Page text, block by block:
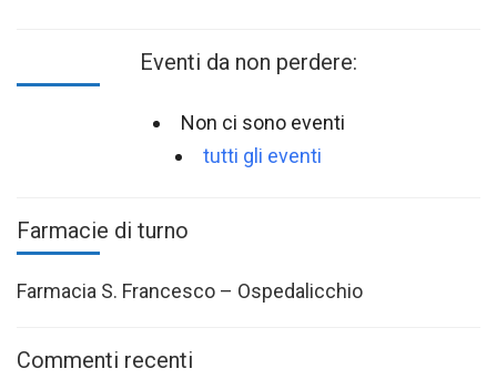
Eventi da non perdere:
Non ci sono eventi
tutti gli eventi
Farmacie di turno
Farmacia S. Francesco – Ospedalicchio
Commenti recenti